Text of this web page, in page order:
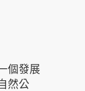
個發展
然公